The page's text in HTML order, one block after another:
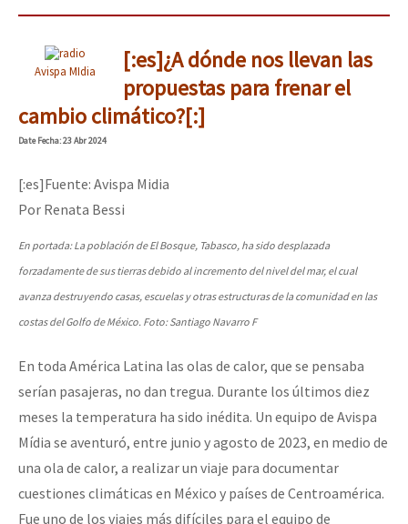
Avispa MIdia
[:es]¿A dónde nos llevan las
propuestas para frenar el
cambio climático?[:]
DateFecha: 23 Abr 2024
[:es]Fuente: Avispa Midia
Por Renata Bessi
En portada: La población de El Bosque, Tabasco, ha sido desplazada
forzadamente de sus tierras debido al incremento del nivel del mar, el cual
avanza destruyendo casas, escuelas y otras estructuras de la comunidad en las
costas del Golfo de México. Foto: Santiago Navarro F
En toda América Latina las olas de calor, que se pensaba
serían pasajeras, no dan tregua. Durante los últimos diez
meses la temperatura ha sido inédita. Un equipo de Avispa
Mídia se aventuró, entre junio y agosto de 2023, en medio de
una ola de calor, a realizar un viaje para documentar
cuestiones climáticas en México y países de Centroamérica.
Fue uno de los viajes más difíciles para el equipo de